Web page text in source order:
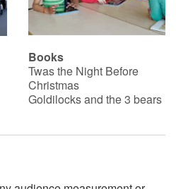
Books
Twas the Night Before
Christmas
Goldilocks and the 3 bears